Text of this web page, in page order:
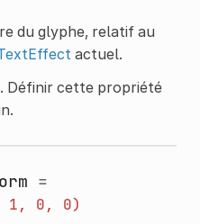
du glyphe, relatif au
actuel.
Définir cette propriété
=
1, 0, 0)